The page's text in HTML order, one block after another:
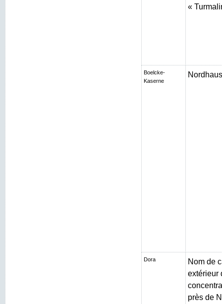
«
Boelcke-
Kaserne
Dora
Nom de
extérieur
près de